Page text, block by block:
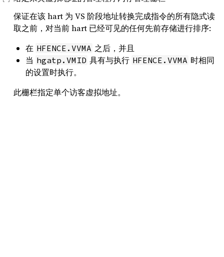
保证在该 hart 为 VS 阶段地址转换完成指令的所有隐式读
取之前，对当前 hart 已经可见的任何先前存储进行排序:
在 HFENCE.VVMA 之后，并且
当 hgatp.VMID 具有与执行 HFENCE.VVMA 时相同
的设置时执行。
此栅栏指定单个访客虚拟地址。